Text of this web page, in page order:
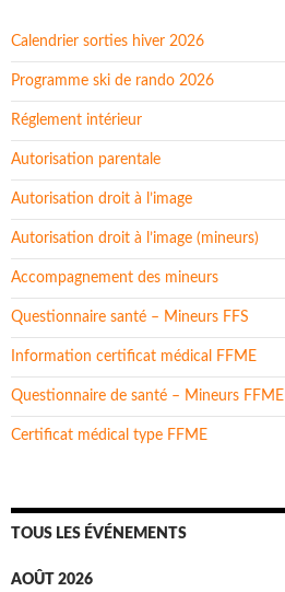
Calendrier sorties hiver 2026
Programme ski de rando 2026
Réglement intérieur
Autorisation parentale
Autorisation droit à l’image
Autorisation droit à l’image (mineurs)
Accompagnement des mineurs
Questionnaire santé – Mineurs FFS
Information certificat médical FFME
Questionnaire de santé – Mineurs FFME
Certificat médical type FFME
TOUS LES ÉVÉNEMENTS
AOÛT 2026